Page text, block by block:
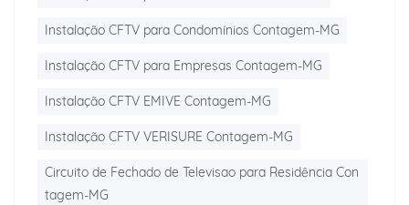
Instalação CFTV para Condomínios Contagem-MG
Instalação CFTV para Empresas Contagem-MG
Instalação CFTV EMIVE Contagem-MG
Instalação CFTV VERISURE Contagem-MG
Circuito de Fechado de Televisao para Residência Con
tagem-MG